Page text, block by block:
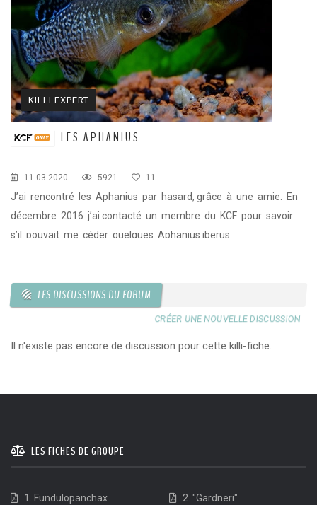
KILLI EXPERT
LES APHANIUS
11-03-2020 5921 11
J’ai rencontré les Aphanius par hasard, grâce à une amie. En
décembre 2016 j’ai contacté un membre du KCF pour savoir
s’il pouvait me céder quelques Aphanius iberus.
LES DISCUSSIONS DU FORUM
CRÉER UNE NOUVELLE DISCUSSION
Il n'existe pas encore de discussion pour cette killi-fiche.
LES FICHES DE GROUPE
1. Fundulopanchax
2. "Gardneri"